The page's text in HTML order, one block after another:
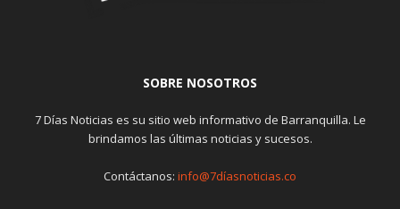
SOBRE NOSOTROS
7 Días Noticias es su sitio web informativo de Barranquilla. Le
brindamos las últimas noticias y sucesos.
Contáctanos: info@7díasnoticias.co